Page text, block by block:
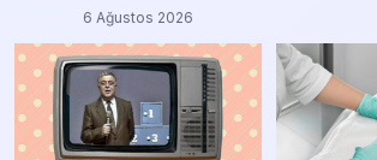
6 Ağustos 2026